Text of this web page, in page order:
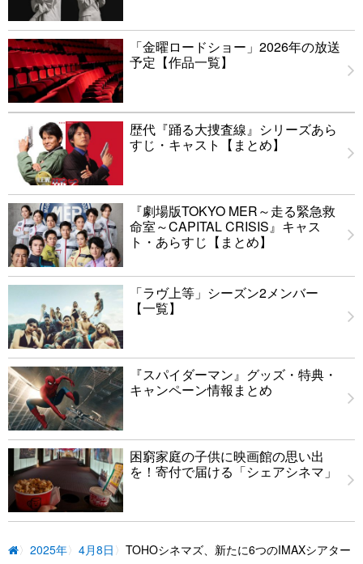
「金曜ロードショー」2026年の放送
予定【作品一覧】
歴代『踊る大捜査線』シリーズあら
すじ・キャスト【まとめ】
『劇場版TOKYO MER～走る緊急救
命室～CAPITAL CRISIS』キャス
ト・あらすじ【まとめ】
「ラヴ上等」シーズン2メンバー
【一覧】
『スパイダーマン』グッズ・特典・
キャンペーン情報まとめ
困窮家庭の子供に映画館の思い出
を！寄付で届ける「シェアシネマ」
2025年 4月8日
TOHOシネマズ、新たに6つのIMAXシアター